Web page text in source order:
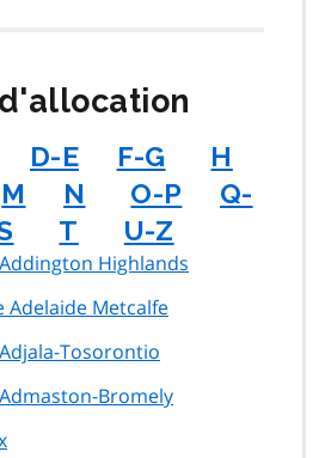
D-E F-G
H
M N O-P
Q-
T U-Z
Highlands
Adelaide Metcalfe
Tosorontio
Bromely